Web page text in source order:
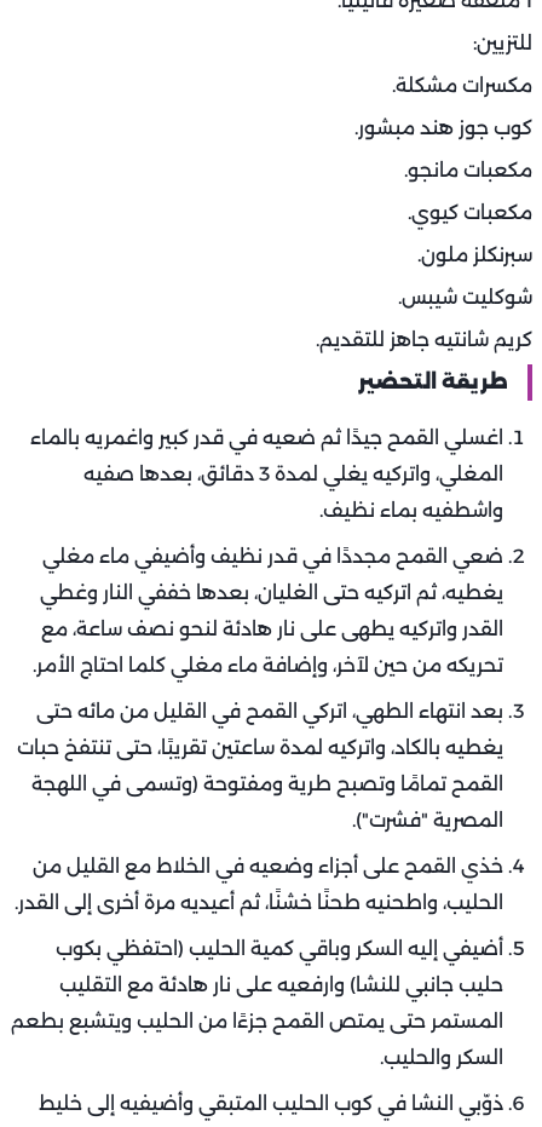
للتزيين:
مكسرات مشكلة.
كوب جوز هند مبشور.
مكعبات مانجو.
مكعبات كيوي.
سبرنكلز ملون.
شوكليت شيبس.
كريم شانتيه جاهز للتقديم.
طريقة التحضير
اغسلي القمح جيدًا ثم ضعيه في قدر كبير واغمريه بالماء
المغلي، واتركيه يغلي لمدة 3 دقائق، بعدها صفيه
واشطفيه بماء نظيف.
ضعي القمح مجددًا في قدر نظيف وأضيفي ماء مغلي
يغطيه، ثم اتركيه حتى الغليان، بعدها خففي النار وغطي
القدر واتركيه يطهى على نار هادئة لنحو نصف ساعة، مع
تحريكه من حين لآخر، وإضافة ماء مغلي كلما احتاج الأمر.
بعد انتهاء الطهي، اتركي القمح في القليل من مائه حتى
يغطيه بالكاد، واتركيه لمدة ساعتين تقريبًا، حتى تنتفخ حبات
القمح تمامًا وتصبح طرية ومفتوحة (وتسمى في اللهجة
المصرية "فشرت").
خذي القمح على أجزاء وضعيه في الخلاط مع القليل من
الحليب، واطحنيه طحنًا خشنًا، ثم أعيديه مرة أخرى إلى القدر.
أضيفي إليه السكر وباقي كمية الحليب (احتفظي بكوب
حليب جانبي للنشا) وارفعيه على نار هادئة مع التقليب
المستمر حتى يمتص القمح جزءًا من الحليب ويتشبع بطعم
السكر والحليب.
ذوّبي النشا في كوب الحليب المتبقي وأضيفيه إلى خليط